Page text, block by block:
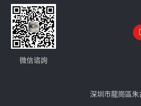
微信谘詢
深圳市龍崗區